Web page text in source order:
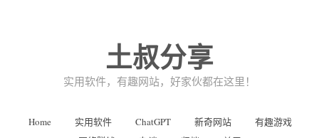
土叔分享
实用软件，有趣网站，好家伙都在这里！
Home 实用软件 ChatGPT 新奇网站
有趣游戏